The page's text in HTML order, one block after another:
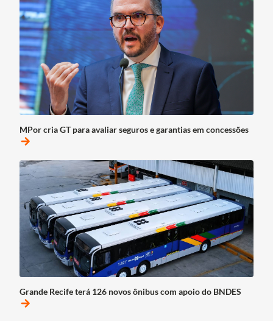
MPor cria GT para avaliar seguros e garantias em concessões
arrow_forward
Grande Recife terá 126 novos ônibus com apoio do BNDES
arrow_forward